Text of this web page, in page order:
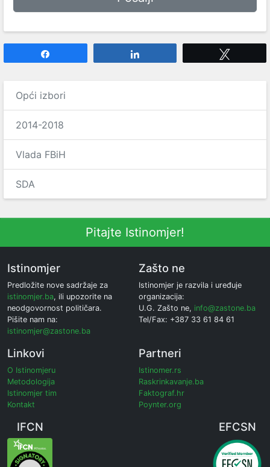
Opći izbori
2014-2018
Vlada FBiH
SDA
Pitajte Istinomjer!
Istinomjer
Predložite nove sadržaje za
istinomjer.ba, ili upozorite na
neodgovornost političara.
Pišite nam na:
istinomjer@zastone.ba
Zašto ne
Istinomjer je razvila i uređuje
organizacija:
U.G. Zašto ne, info@zastone.ba
Tel/Fax: +387 33 61 84 61
Linkovi
O Istinomjeru
Metodologija
Istinomjer tim
Kontakt
Partneri
Istinomer.rs
Raskrinkavanje.ba
Faktograf.hr
Poynter.org
IFCN EFCSN